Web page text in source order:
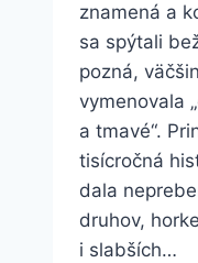
znamená a
sa spýtali
pozná,
vymenovala
a tmavé“.
tisícročná
dala
druhov,
i slabších…